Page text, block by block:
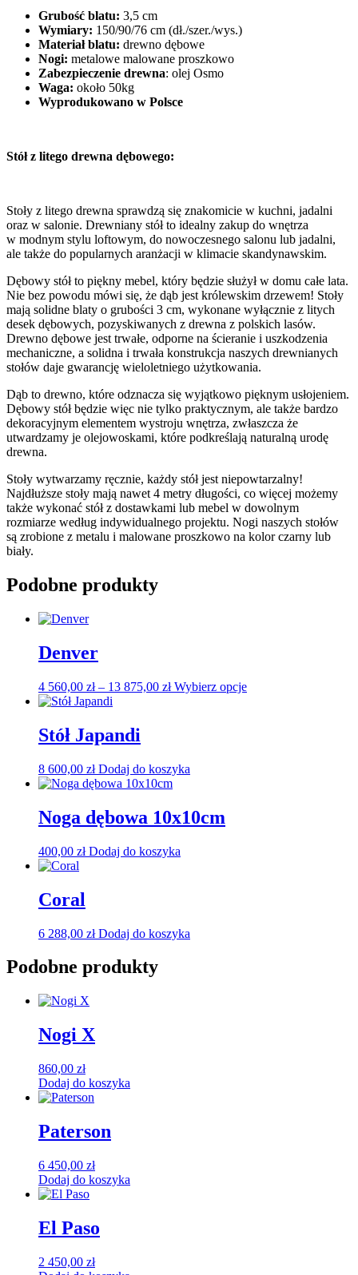
Grubość blatu: 3,5 cm
Wymiary: 150/90/76 cm (dł./szer./wys.)
Materiał blatu: drewno dębowe
Nogi: metalowe malowane proszkowo
Zabezpieczenie drewna: olej Osmo
Waga: około 50kg
Wyprodukowano w Polsce
Stół z litego drewna dębowego:
Stoły z litego drewna sprawdzą się znakomicie w kuchni, jadalni
oraz w salonie. Drewniany stół to idealny zakup do wnętrza
w modnym stylu loftowym, do nowoczesnego salonu lub jadalni,
ale także do popularnych aranżacji w klimacie skandynawskim.
Dębowy stół to piękny mebel, który będzie służył w domu całe lata.
Nie bez powodu mówi się, że dąb jest królewskim drzewem! Stoły
mają solidne blaty o grubości 3 cm, wykonane wyłącznie z litych
desek dębowych, pozyskiwanych z drewna z polskich lasów.
Drewno dębowe jest trwałe, odporne na ścieranie i uszkodzenia
mechaniczne, a solidna i trwała konstrukcja naszych drewnianych
stołów daje gwarancję wieloletniego użytkowania.
Dąb to drewno, które odznacza się wyjątkowo pięknym usłojeniem.
Dębowy stół będzie więc nie tylko praktycznym, ale także bardzo
dekoracyjnym elementem wystroju wnętrza, zwłaszcza że
utwardzamy je olejowoskami, które podkreślają naturalną urodę
drewna.
Stoły wytwarzamy ręcznie, każdy stół jest niepowtarzalny!
Najdłuższe stoły mają nawet 4 metry długości, co więcej możemy
także wykonać stół z dostawkami lub mebel w dowolnym
rozmiarze według indywidualnego projektu. Nogi naszych stołów
są zrobione z metalu i malowane proszkowo na kolor czarny lub
biały.
Podobne produkty
Denver
4 560,00 zł – 13 875,00 złZakres
13
875,00 zł
Wybierz opcjeTen
Stół Japandi
8 600,00 zł Dodaj do koszyka
Noga dębowa 10x10cm
400,00 zł Dodaj do koszyka
Coral
6 288,00 zł Dodaj do koszyka
Podobne produkty
Nogi X
860,00 zł
Dodaj do koszyka
Paterson
6 450,00 zł
Dodaj do koszyka
El Paso
2 450,00 zł